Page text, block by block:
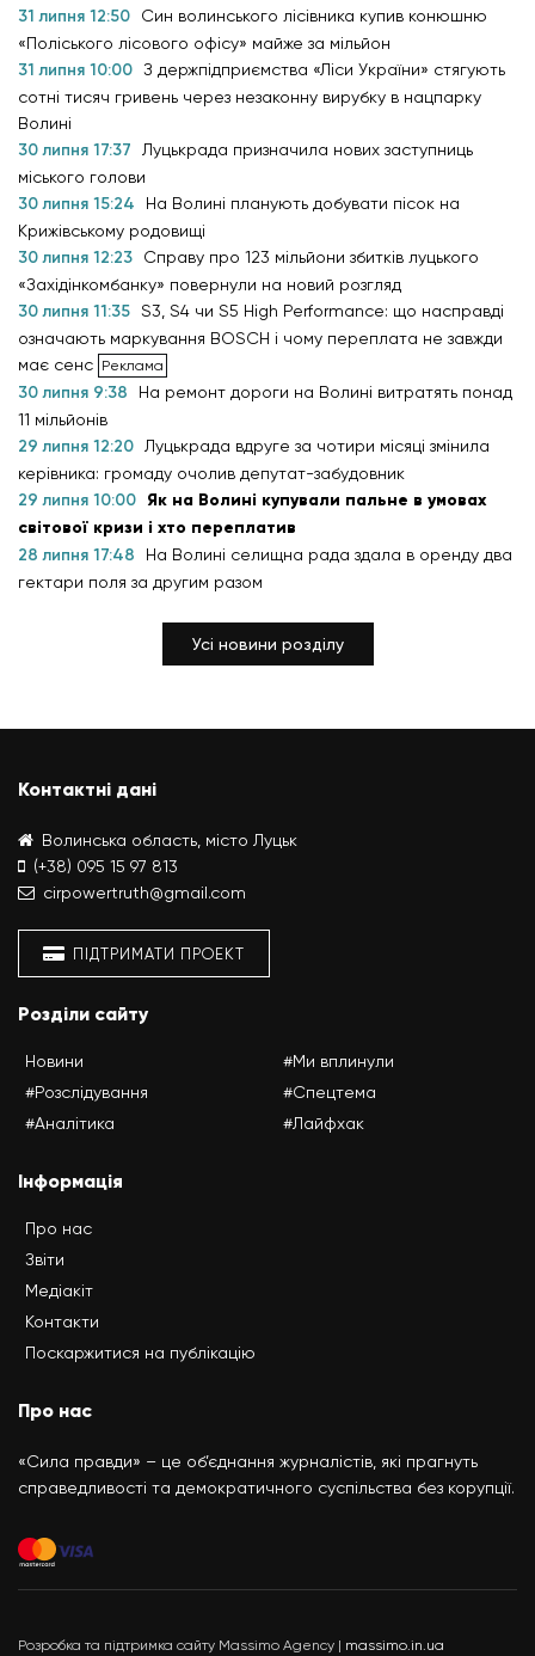
31 липня 12:50
Син волинського лісівника купив конюшню
«Поліського лісового офісу» майже за мільйон
31 липня 10:00 З держпідприємства «Ліси України» стягують
сотні тисяч гривень через незаконну вирубку в нацпарку
Волині
30 липня 17:37
Луцькрада призначила нових заступниць
міського голови
30 липня 15:24
На Волині планують добувати пісок на
Крижівському родовищі
30 липня 12:23
Справу про 123 мільйони збитків луцького
«Західінкомбанку» повернули на новий розгляд
30 липня 11:35 S3, S4 чи S5 High Performance: що насправді
означають маркування BOSCH і чому переплата не завжди
має сенс
30 липня 9:38
На ремонт дороги на Волині витратять понад
11 мільйонів
29 липня 12:20
Луцькрада вдруге за чотири місяці змінила
керівника: громаду очолив депутат-забудовник
29 липня 10:00 Як на Волині купували пальне в умовах
світової кризи і хто переплатив
28 липня 17:48
На Волині селищна рада здала в оренду два
гектари поля за другим разом
Усі новини розділу
Контактні дані
Волинська область, місто Луцьк
(+38) 095 15 97 813
cirpowertruth@gmail.com
ПІДТРИМАТИ ПРОЕКТ
Розділи сайту
Новини
#Розслідування
#Аналітика
#Ми вплинули
#Спецтема
#Лайфхак
Інформація
Про нас
Звіти
Медіакіт
Контакти
Поскаржитися на публікацію
Про нас
«Сила правди» – це об’єднання журналістів, які прагнуть
справедливості та демократичного суспільства без корупції.
Розробка та підтримка сайту Massimo Agency | massimo.in.ua